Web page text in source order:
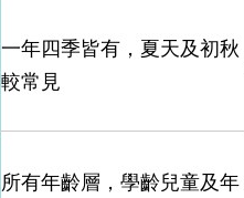
一年四季皆有，夏天及初秋
較常見
所有年齡層，學齡兒童及年